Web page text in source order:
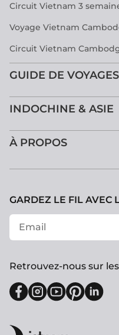
Circuit Vietnam 3
Voyage Vietnam
Circuit Vietnam
GUIDE DE VOYAGES
INDOCHINE & ASIE
À PROPOS
GARDEZ LE FIL AVEC
Retrouvez-nous sur